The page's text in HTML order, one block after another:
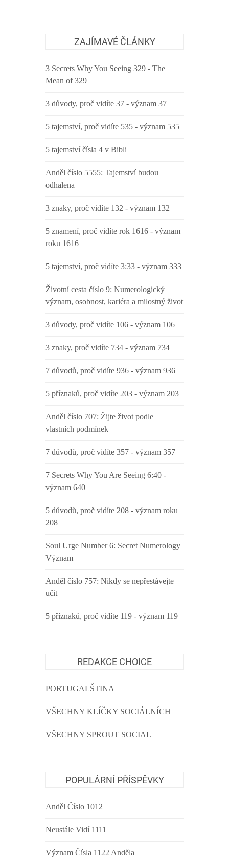
ZAJÍMAVÉ ČLÁNKY
3 Secrets Why You Seeing 329 - The
Mean of 329
3 důvody, proč vidíte 37 - význam 37
5 tajemství, proč vidíte 535 - význam 535
5 tajemství čísla 4 v Bibli
Anděl číslo 5555: Tajemství budou
odhalena
3 znaky, proč vidíte 132 - význam 132
5 znamení, proč vidíte rok 1616 - význam
roku 1616
5 tajemství, proč vidíte 3:33 - význam 333
Životní cesta číslo 9: Numerologický
význam, osobnost, kariéra a milostný život
3 důvody, proč vidíte 106 - význam 106
3 znaky, proč vidíte 734 - význam 734
7 důvodů, proč vidíte 936 - význam 936
5 příznaků, proč vidíte 203 - význam 203
Anděl číslo 707: Žijte život podle
vlastních podmínek
7 důvodů, proč vidíte 357 - význam 357
7 Secrets Why You Are Seeing 6:40 -
význam 640
5 důvodů, proč vidíte 208 - význam roku
208
Soul Urge Number 6: Secret Numerology
Význam
Anděl číslo 757: Nikdy se nepřestávejte
učit
5 příznaků, proč vidíte 119 - význam 119
REDAKCE CHOICE
PORTUGALŠTINA
VŠECHNY KLÍČKY SOCIÁLNÍCH
VŠECHNY SPROUT SOCIAL
POPULÁRNÍ PŘÍSPĚVKY
Anděl Číslo 1012
Neustále Vidí 1111
Význam Čísla 1122 Anděla